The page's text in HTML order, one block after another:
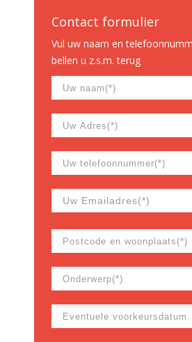
Contact formulier
Vul uw naam en
bellen u z.s.m. terug